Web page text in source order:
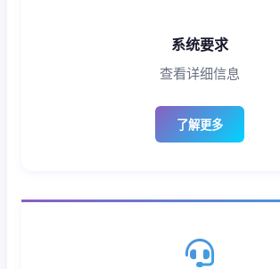
系统要求
查看详细信息
了解更多